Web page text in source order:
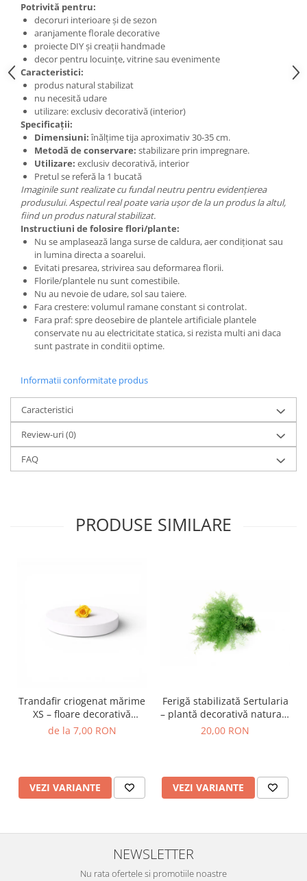
Potrivită pentru:
decoruri interioare și de sezon
aranjamente florale decorative
proiecte DIY și creații handmade
decor pentru locuințe, vitrine sau evenimente
Caracteristici:
produs natural stabilizat
nu necesită udare
utilizare: exclusiv decorativă (interior)
Specificații:
Dimensiuni:înălțime tija aproximativ 30-35 cm.
Metodă de conservare: stabilizare prin impregnare.
Utilizare: exclusiv decorativă, interior
Pretul se referă la 1 bucată
Imaginile sunt realizate cu fundal neutru pentru evidențierea
produsului. Aspectul real poate varia ușor de la un produs la altul,
fiind un produs natural stabilizat.
Instructiuni de folosire flori/plante:
Nu se amplasează langa surse de caldura, aer condiționat sau
in lumina directa a soarelui.
Evitati presarea, strivirea sau deformarea florii.
Florile/plantele nu sunt comestibile.
Nu au nevoie de udare, sol sau taiere.
Fara crestere: volumul ramane constant si controlat.
Fara praf: spre deosebire de plantele artificiale plantele
conservate nu au electricitate statica, si rezista multi ani daca
sunt pastrate in conditii optime.
Informatii conformitate produs
Caracteristici
Review-uri(0)
FAQ
PRODUSE SIMILARE
Trandafir criogenat mărime
XS – floare decorativă
naturală
de la 7,00 RON
VEZI VARIANTE
Ferigă stabilizată Sertularia
– plantă decorativă naturală
pentru tablouri și
20,00 RON
VEZI VARIANTE
NEWSLETTER
Nu rata ofertele si promotiile noastre